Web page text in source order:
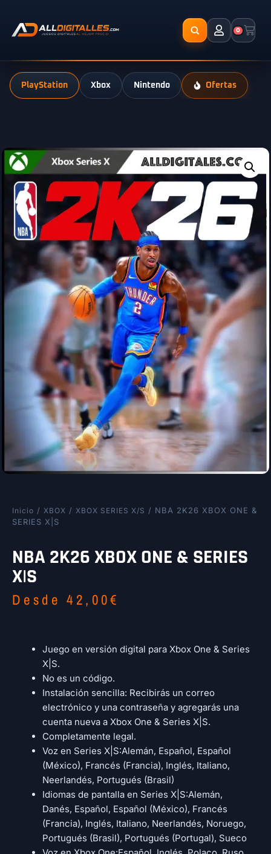
0
PlayStation Xbox Nintendo Ofertas
Inicio / XBOX / XBOX SERIES X/S / NBA 2K26 XBOX ONE &
SERIES X|S
NBA 2K26 XBOX ONE & SERIES
X|S
Desde42,00€
Juego en versión digital para Xbox One & Series
X|S.
No es un código.
Instalación sencilla: Recibirás un correo
electrónico y una contraseña y agregarás una
cuenta nueva a Xbox One & Series X|S.
Completamente legal.
Voz en Series X|S:Alemán, Español, Español
(México), Francés (Francia), Inglés, Italiano,
Neerlandés, Portugués (Brasil)
Idiomas de pantalla en Series X|S:Alemán,
Danés, Español, Español (México), Francés
(Francia), Inglés, Italiano, Neerlandés, Noruego,
Portugués (Brasil), Portugués (Portugal), Sueco